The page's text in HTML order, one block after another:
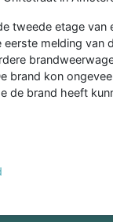
tweede etage
eerste melding van
brand kon
de brand heeft